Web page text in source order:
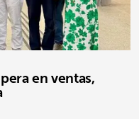
en ventas,